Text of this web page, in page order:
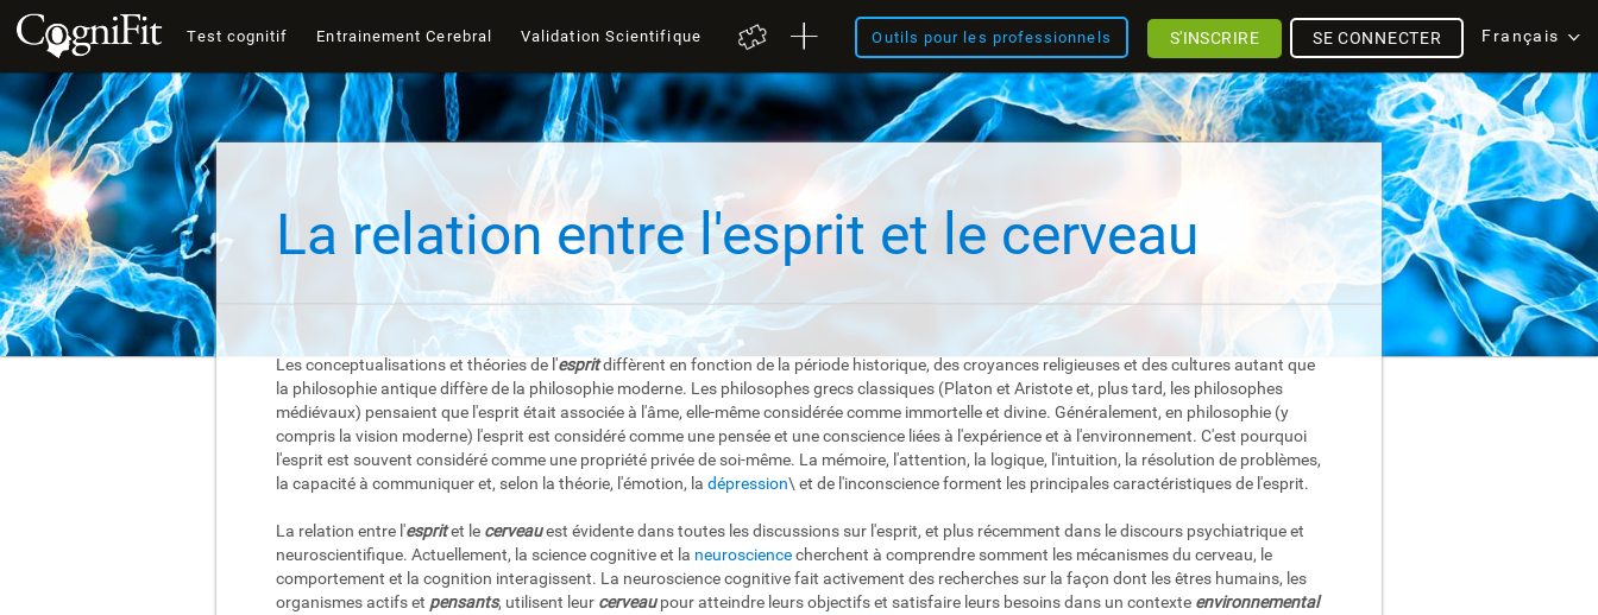
Test cognitif Entrainement Cerebral Validation Scientifique Outils pour les professionnels Français
SE CONNECTER
S'INSCRIRE
La relation entre l'esprit et le cerveau
Les conceptualisations et théories de l'espritdiffèrent en fonction de la période historique, des croyances religieuses et des cultures autant que
la philosophie antique diffère de la philosophie moderne. Les philosophes grecs classiques (Platon et Aristote et, plus tard, les philosophes
médiévaux) pensaient que l'esprit était associée à l'âme, elle-même considérée comme immortelle et divine. Généralement, en philosophie (y
compris la vision moderne) l'esprit est considéré comme une pensée et une conscience liées à l'expérience et à l'environnement. C'est pourquoi
l'esprit est souvent considéré comme une propriété privée de soi-même. La mémoire, l'attention, la logique, l'intuition, la résolution de problèmes,
la capacité à communiquer et, selon la théorie, l'émotion, la dépression\ et de l'inconscience forment les principales caractéristiques de l'esprit.
La relation entre l'espritet le cerveauest évidente dans toutes les discussions sur l'esprit, et plus récemment dans le discours psychiatrique et
neuroscientifique. Actuellement, la science cognitive et la neurosciencecherchent à comprendre somment les mécanismes du cerveau, le
comportement et la cognition interagissent. La neuroscience cognitive fait activement des recherches sur la façon dont les êtres humains, les
organismes actifs et pensants, utilisent leur cerveaupour atteindre leurs objectifs et satisfaire leurs besoins dans un contexte environnemental